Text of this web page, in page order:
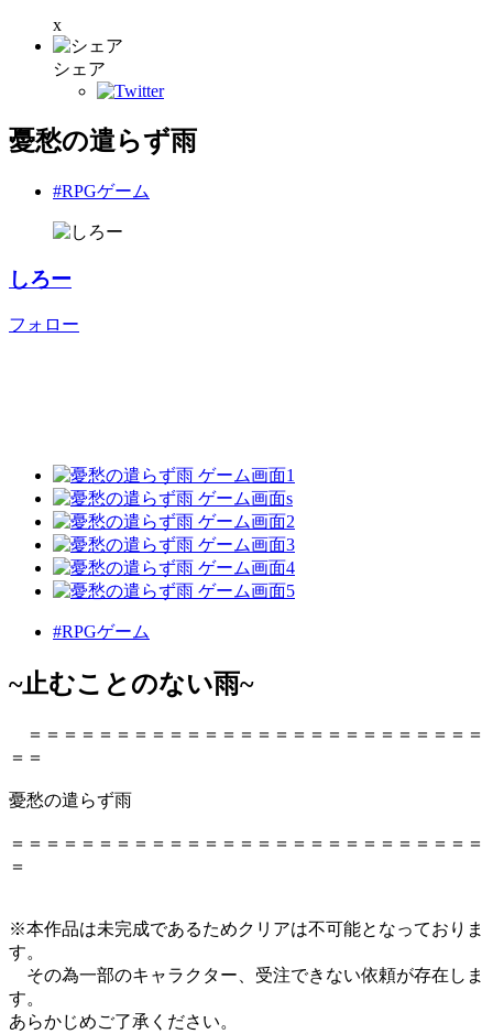
x
シェア
憂愁の遣らず雨
#RPGゲーム
しろー
フォロー
#RPGゲーム
~止むことのない雨~
＝＝＝＝＝＝＝＝＝＝＝＝＝＝＝＝＝＝＝＝＝＝＝＝＝＝
＝＝
憂愁の遣らず雨
＝＝＝＝＝＝＝＝＝＝＝＝＝＝＝＝＝＝＝＝＝＝＝＝＝＝＝
＝
※本作品は未完成であるためクリアは不可能となっておりま
す。
その為一部のキャラクター、受注できない依頼が存在しま
す。
あらかじめご了承ください。